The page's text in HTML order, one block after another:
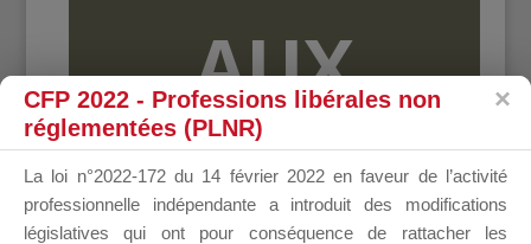
AUX
CFP 2022 - Professions libérales non
réglementées (PLNR)
La loi n°2022-172 du 14 février 2022 en faveur de l’activité
professionnelle indépendante a introduit des modifications
législatives qui ont pour conséquence de rattacher les